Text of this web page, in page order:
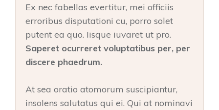
Ex nec fabellas evertitur, mei officiis
erroribus disputationi cu, porro solet
putent ea quo. Iisque iuvaret ut pro.
Saperet ocurreret voluptatibus per, per
discere phaedrum.
At sea oratio atomorum suscipiantur,
insolens salutatus qui ei. Qui at nominavi